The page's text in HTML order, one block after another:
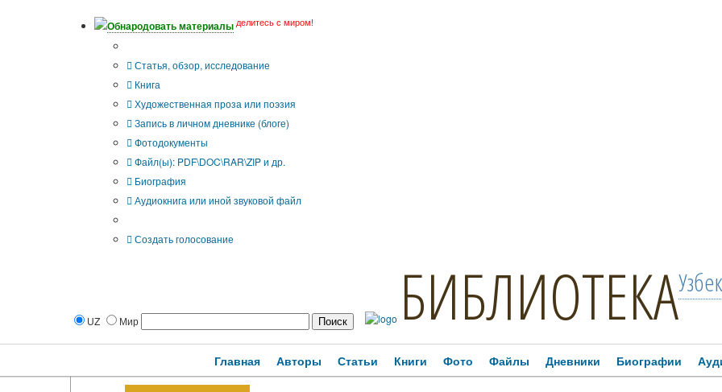
Обнародовать материалы делитесь с миром!
Статья, обзор, исследование
Книга
Художественная проза или поэзия
Запись в личном дневнике (блоге)
Фотодокументы
Файл(ы): PDF\DOC\RAR\ZIP и др.
Биография
Аудиокнига или иной звуковой файл
Создать голосование
UZ Мир БИБЛИОТЕКА
Главная Авторы Статьи Книги Фото Файлы Дневники Биографии